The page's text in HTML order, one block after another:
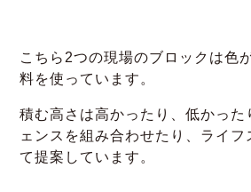
こちら2つの現場のブロックは色
料を使っています。
積む高さは高かったり、低かった
ェンスを組み合わせたり、ライ
て提案しています。